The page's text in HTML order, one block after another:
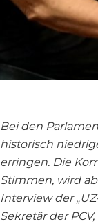
Bei den
historisch
erringen. Die
Stimmen, wird
Interview der
Sekretär der